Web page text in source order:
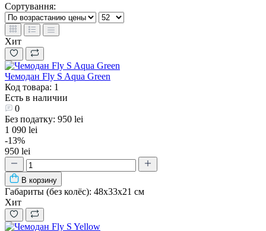
Сортування:
Хит
Чемодан Fly S Aqua Green
Код товара: 1
Есть в наличии
0
Без податку: 950 lei
1 090 lei
-13%
950 lei
В корзину
Габариты (без колёс): 48х33х21 см
Хит